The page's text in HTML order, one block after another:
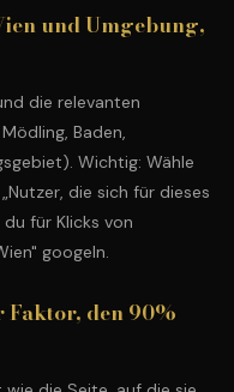
und Umgebung,
die relevanten
Baden,
Wichtig: Wähle
die sich für dieses
für Klicks von
googeln.
den 90%